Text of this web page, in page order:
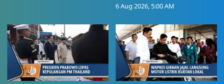
6 Aug 2026, 5:00 AM